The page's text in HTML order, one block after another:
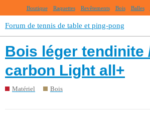
Boutique Raquettes Revêtements Bois Balles
Forum de tennis de table et ping-pong
Bois léger tendinite
carbon Light all+
Matériel Bois